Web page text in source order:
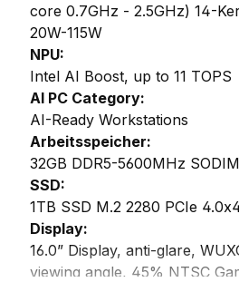
core 0.7GHz - 2.5GHz) 14-
20W-115W
NPU:
Intel AI Boost, up to 11 TOPS
AI PC Category:
AI-Ready Workstations
Arbeitsspeicher:
32GB DDR5-5600MHz
SSD:
1TB SSD M.2 2280 PCIe
Display:
16.0” Display, anti-glare,
viewing angle, 45% NTSC